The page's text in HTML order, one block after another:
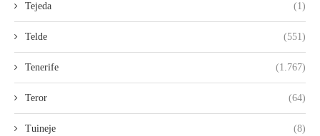
Tejeda (1)
Telde (551)
Tenerife (1.767)
Teror (64)
Tuineje (8)